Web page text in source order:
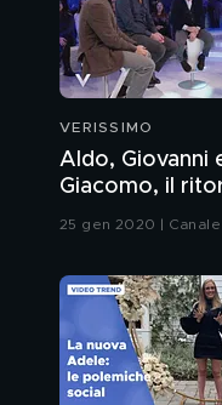
VERISSIMO
Aldo, Giovanni
Giacomo, il
25 gen 2020 | Canale